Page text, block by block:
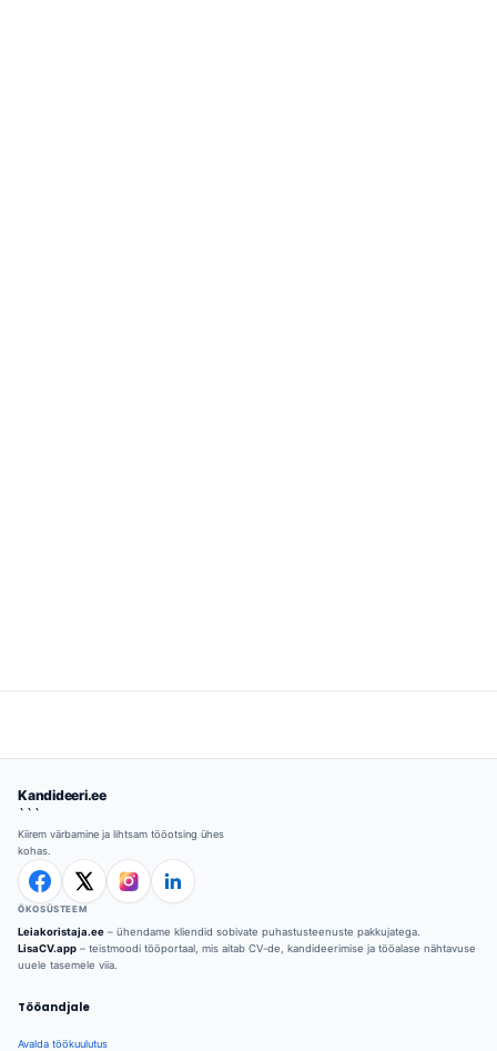
Kandideeri.ee
```
Kiirem värbamine ja lihtsam tööotsing ühes
kohas.
ÖKOSÜSTEEM
Leiakoristaja.ee – ühendame kliendid sobivate puhastusteenuste pakkujatega.
LisaCV.app – teistmoodi tööportaal, mis aitab CV-de, kandideerimise ja tööalase nähtavuse
uuele tasemele viia.
Tööandjale
Avalda töökuulutus